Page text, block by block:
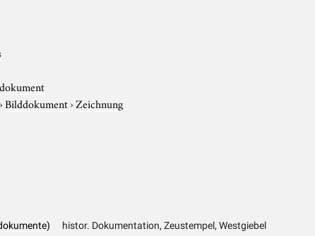
›Bilddokument›Zeichnung
histor. Dokumentation, Zeustempel, Westgiebel